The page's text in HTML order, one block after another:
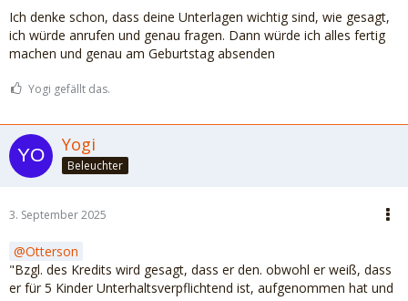
Ich denke schon, dass deine Unterlagen wichtig sind, wie gesagt,
ich würde anrufen und genau fragen. Dann würde ich alles fertig
machen und genau am Geburtstag absenden
Yogi gefällt das.
Yogi
Beleuchter
3. September 2025
Otterson
"Bzgl. des Kredits wird gesagt, dass er den. obwohl er weiß, dass
er für 5 Kinder Unterhaltsverpflichtend ist, aufgenommen hat und